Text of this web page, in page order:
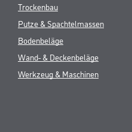
Trockenbau
Putze & Spachtelmassen
Bodenbeläge
Wand- & Deckenbeläge
Werkzeug & Maschinen